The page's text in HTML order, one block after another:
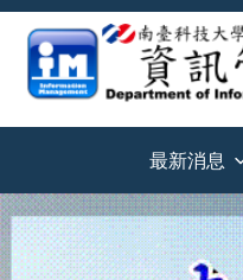
最新消息